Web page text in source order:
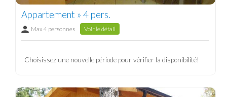
Appartement » 4 pers.
Max 4 personnes Voir le détail
Choisissez une nouvelle période pour vérifier la disponibilité!